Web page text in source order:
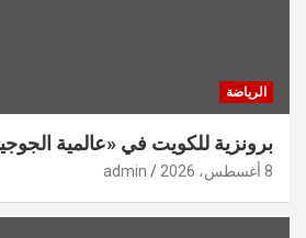
الرياضة
برونزية للكويت في «عالمية
8 أغسطس، 2026 admin